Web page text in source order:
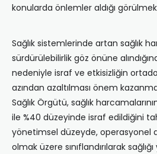
konularda önlemler aldığı
Sağlık sistemlerinde artan sağlık
sürdürülebilirlik göz önüne
nedeniyle israf ve etkisizliğin
azından azaltılması önem
Sağlık Örgütü, sağlık
ile %40 düzeyinde israf edildiğini
yönetimsel düzeyde, operasyonel
olmak üzere sınıflandırılarak